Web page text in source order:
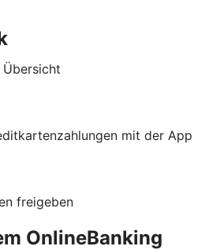
mit der App
freigeben
OnlineBanking